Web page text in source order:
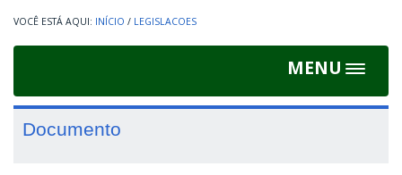
INÍCIO / LEGISLACOES
MENU
Toggle
Documento